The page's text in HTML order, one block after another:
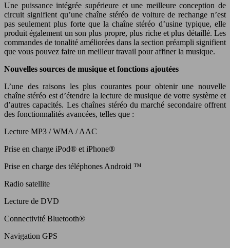
Une puissance intégrée supérieure et une meilleure conception de
circuit signifient qu’une chaîne stéréo de voiture de rechange n’est
pas seulement plus forte que la chaîne stéréo d’usine typique, elle
produit également un son plus propre, plus riche et plus détaillé. Les
commandes de tonalité améliorées dans la section préampli signifient
que vous pouvez faire un meilleur travail pour affiner la musique.
Nouvelles sources de musique et fonctions ajoutées
L’une des raisons les plus courantes pour obtenir une nouvelle
chaîne stéréo est d’étendre la lecture de musique de votre système et
d’autres capacités. Les chaînes stéréo du marché secondaire offrent
des fonctionnalités avancées, telles que :
Lecture MP3 / WMA / AAC
Prise en charge iPod® et iPhone®
Prise en charge des téléphones Android ™
Radio satellite
Lecture de DVD
Connectivité Bluetooth®
Navigation GPS